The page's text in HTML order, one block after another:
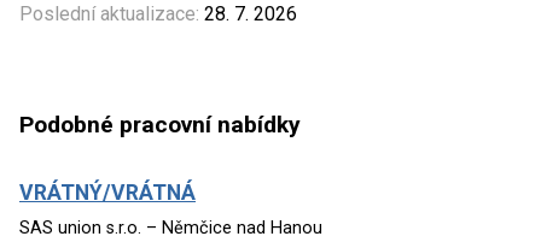
Poslední aktualizace: 28. 7. 2026
Podobné pracovní nabídky
VRÁTNÝ/VRÁTNÁ
SAS union s.r.o. – Němčice nad Hanou